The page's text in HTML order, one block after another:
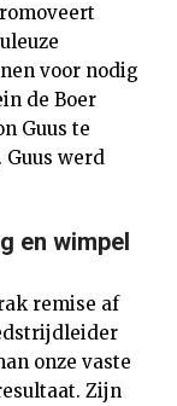
voor nodig
de Boer
Guus te
werd
en wimpel
remise af
onze vaste
Zijn